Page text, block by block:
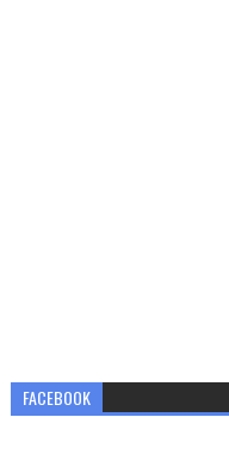
FACEBOOK